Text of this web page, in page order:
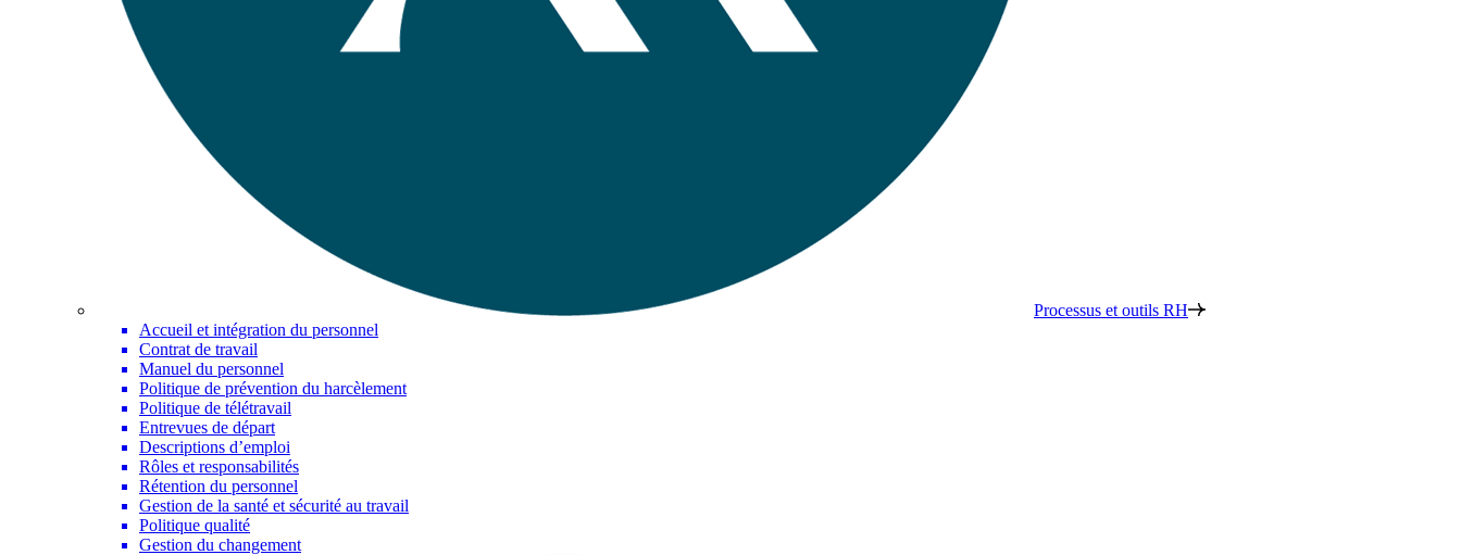
Processus et outils RH
Accueil et intégration du personnel
Contrat de travail
Manuel du personnel
Politique de prévention du harcèlement
Politique de télétravail
Entrevues de départ
Descriptions d’emploi
Rôles et responsabilités
Rétention du personnel
Gestion de la santé et sécurité au travail
Politique qualité
Gestion du changement